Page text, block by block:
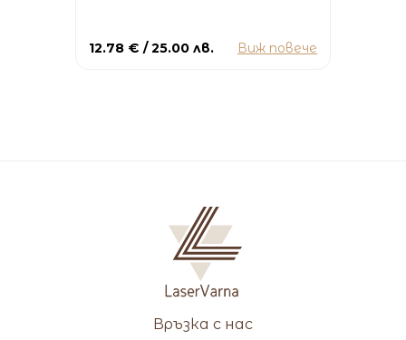
12.78 € / 25.00 лв. Виж повече
Връзка с нас